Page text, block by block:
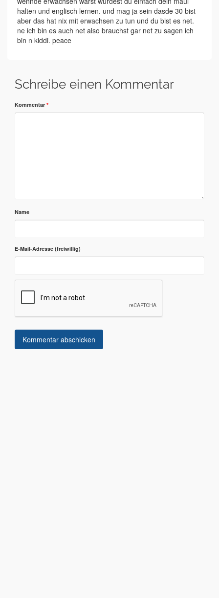
halten und englisch lernen. und mag ja sein dasde 30 bist
aber das hat nix mit erwachsen zu tun und du bist es net.
ne ich bin es auch net also brauchst gar net zu sagen ich
bin n kiddi. peace
Schreibe einen Kommentar
Kommentar *
Name
E-Mail-Adresse